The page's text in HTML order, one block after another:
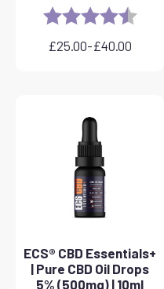
Rating: 4.8
£25.00-£40.00
Zakres
do
£40.00
ECS® CBD Essentials+
| Pure CBD Oil Drops
5% (500mg) | 10ml